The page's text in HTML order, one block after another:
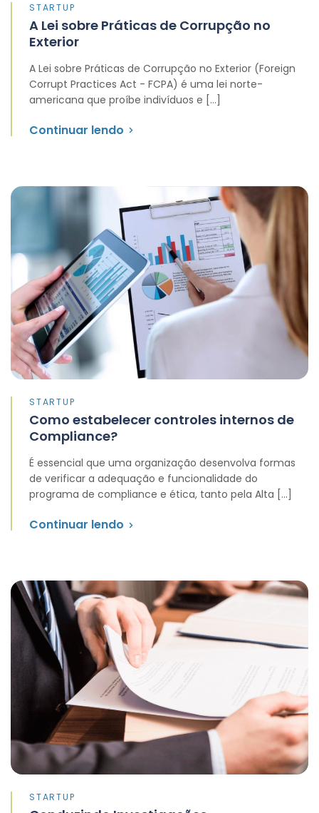
STARTUP
A Lei sobre Práticas de Corrupção no
Exterior
A Lei sobre Práticas de Corrupção no Exterior (Foreign
Corrupt Practices Act - FCPA) é uma lei norte-
americana que proíbe indivíduos e […]
Continuar lendo
STARTUP
Como estabelecer controles internos de
Compliance?
É essencial que uma organização desenvolva formas
de verificar a adequação e funcionalidade do
programa de compliance e ética, tanto pela Alta […]
Continuar lendo
STARTUP